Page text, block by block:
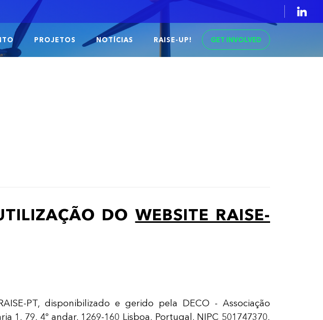
PROJETOS NOTÍCIAS RAISE-UP! GET INVOLVED
DO WEBSITE RAISE-
PT, disponibilizado e gerido pela DECO - Associação
79, 4º andar, 1269-160 Lisboa, Portugal, NIPC 501747370,